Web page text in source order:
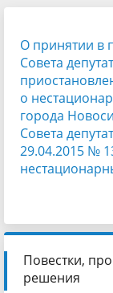
О принятии в
Совета
о
города
Совета
29.04.2015 №
Повестки,
решения